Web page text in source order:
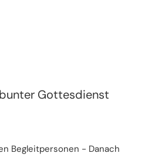
Gottesdienst
Begleitpersonen - Danach